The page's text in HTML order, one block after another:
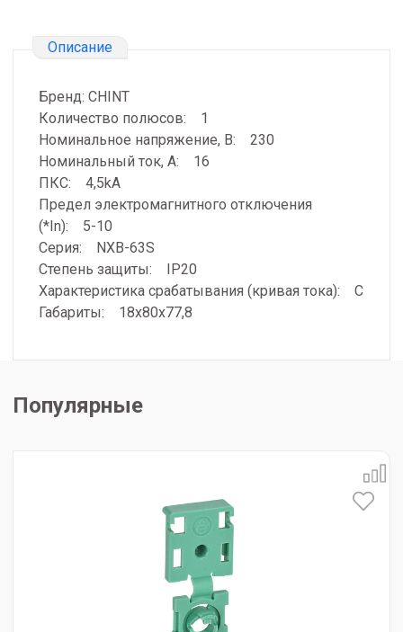
Описание
Бренд: CHINT
Количество полюсов: 1
Номинальное напряжение, В: 230
Номинальный ток, А: 16
ПКС: 4,5kA
Предел электромагнитного отключения
(*In): 5-10
Серия: NXB-63S
Степень защиты: IP20
Характеристика срабатывания (кривая тока): C
Габариты: 18х80х77,8
Популярные